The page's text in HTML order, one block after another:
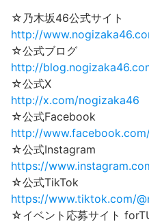
☆乃木坂46公式サイト
http://
☆公式ブログ
http://
☆公式X
http://x.com/nogizaka46
☆公式Facebook
http://
☆公式Instagram
https://
☆公式TikTok
https://www.tiktok.com/
☆イベント応募サイト